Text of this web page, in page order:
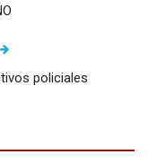
policiales